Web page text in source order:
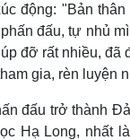
động: "Bản
đấu, tự nhủ
đỡ rất nhiều,
gia, rèn
đấu trở thành
Hạ Long, nhất